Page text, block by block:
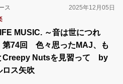
ス
2025年12月05日
MUSIC. ～音は世につれ
第74回 色々思ったMAJ、も
Creepy Nutsを見習って by
ロス矢吹